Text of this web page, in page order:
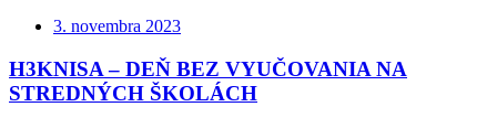
3. novembra 2023
H3KNISA – DEŇ BEZ VYUČOVANIA NA
STREDNÝCH ŠKOLÁCH